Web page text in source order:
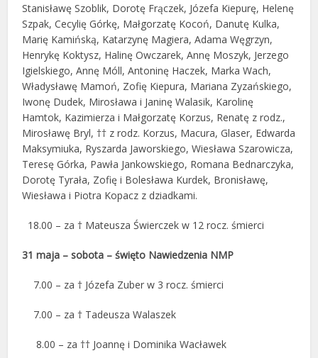
Stanisławę Szoblik, Dorotę Frączek, Józefa Kiepurę, Helenę
Szpak, Cecylię Górkę, Małgorzatę Kocoń, Danutę Kulka,
Marię Kamińską, Katarzynę Magiera, Adama Węgrzyn,
Henrykę Koktysz, Halinę Owczarek, Annę Moszyk, Jerzego
Igielskiego, Annę Móll, Antoninę Haczek, Marka Wach,
Władysławę Mamoń, Zofię Kiepura, Mariana Zyzańskiego,
Iwonę Dudek, Mirosława i Janinę Walasik, Karolinę
Hamtok, Kazimierza i Małgorzatę Korzus, Renatę z rodz.,
Mirosławę Bryl, †† z rodz. Korzus, Macura, Glaser, Edwarda
Maksymiuka, Ryszarda Jaworskiego, Wiesława Szarowicza,
Teresę Górka, Pawła Jankowskiego, Romana Bednarczyka,
Dorotę Tyrała, Zofię i Bolesława Kurdek, Bronisławę,
Wiesława i Piotra Kopacz z dziadkami.
18.00 – za † Mateusza Świerczek w 12 rocz. śmierci
31 maja – sobota – święto Nawiedzenia NMP
7.00 – za † Józefa Zuber w 3 rocz. śmierci
7.00 – za † Tadeusza Walaszek
8.00 – za †† Joannę i Dominika Wacławek